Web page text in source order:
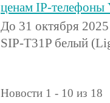
ценам IP-
До 31 октября
SIP-T31P белый
Новости 1 - 10 из 18